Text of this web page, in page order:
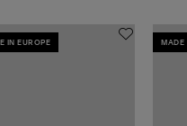
IN EUROPE MADE